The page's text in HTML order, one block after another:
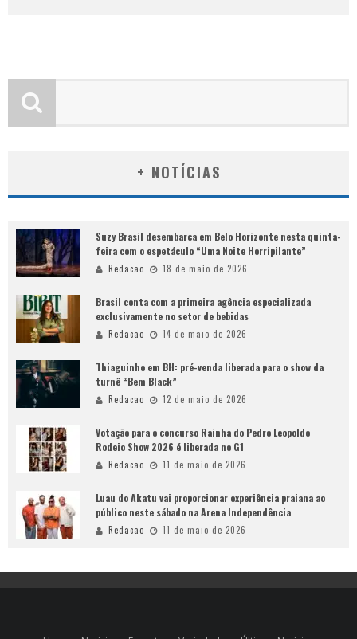
+ NOTÍCIAS
Suzy Brasil desembarca em Belo Horizonte nesta quinta-
feira com o espetáculo “Uma Noite Horripilante”
Redacao 18 de maio de 2026
Brasil conta com a primeira agência especializada
exclusivamente no setor de bebidas
Redacao 14 de maio de 2026
Thiaguinho em BH: pré-venda liberada para o show da
turnê “Bem Black”
Redacao 12 de maio de 2026
Votação para o concurso Rainha do Pedro Leopoldo
Rodeio Show 2026 é liberada no G1
Redacao 11 de maio de 2026
Luau do Akatu vai proporcionar experiência praiana ao
público neste sábado na Arena Independência
Redacao 11 de maio de 2026